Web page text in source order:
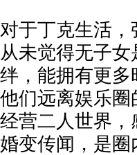
对于丁克生活
从未觉得无子
绊，能拥有更
他们远离娱乐
经营二人世界
婚变传闻，是